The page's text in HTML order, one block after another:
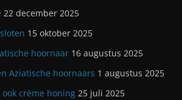
22 december 2025
15 oktober 2025
hoornaar 16 augustus 2025
Aziatische hoornaars 1 augustus 2025
crème honing 25 juli 2025